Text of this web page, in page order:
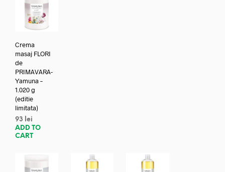
Crema
masaj FLORI
de
PRIMAVARA-
Yamuna –
1.020 g
(editie
limitata)
93
lei
ADD TO
CART